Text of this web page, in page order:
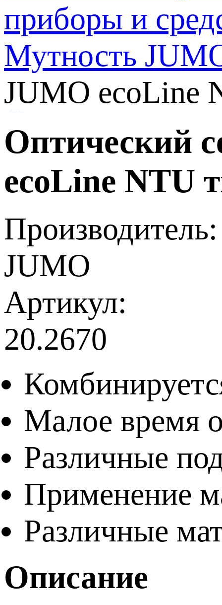
приборы и
Мутность
JUMO ecoLine
Оптический
ecoLine NTU
Производитель:
JUMO
Артикул:
20.2670
Малое время
Различные
Применение
Различные
Описание